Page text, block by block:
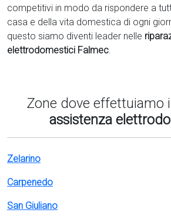
competitivi in modo da rispondere a
casa e della vita domestica di ogni
questo siamo diventi leader nelle
elettrodomestici Falmec.
Zone dove effettuiamo
assistenza
Zelarino
Carpenedo
San Giuliano